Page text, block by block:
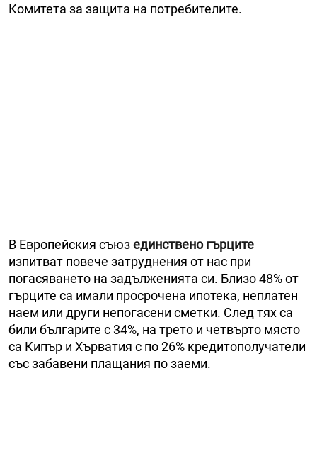
Комитета за защита на потребителите.
В Европейския съюзединствено гърците
изпитват повече затруднения от нас при
погасяването на задълженията си. Близо 48% от
гърците са имали просрочена ипотека, неплатен
наем или други непогасени сметки. След тях са
били българите с 34%, на трето и четвърто място
са Кипър и Хърватия с по 26% кредитополучатели
със забавени плащания по заеми.